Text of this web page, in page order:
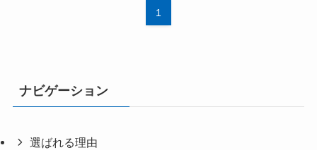
1
ナビゲーション
選ばれる理由